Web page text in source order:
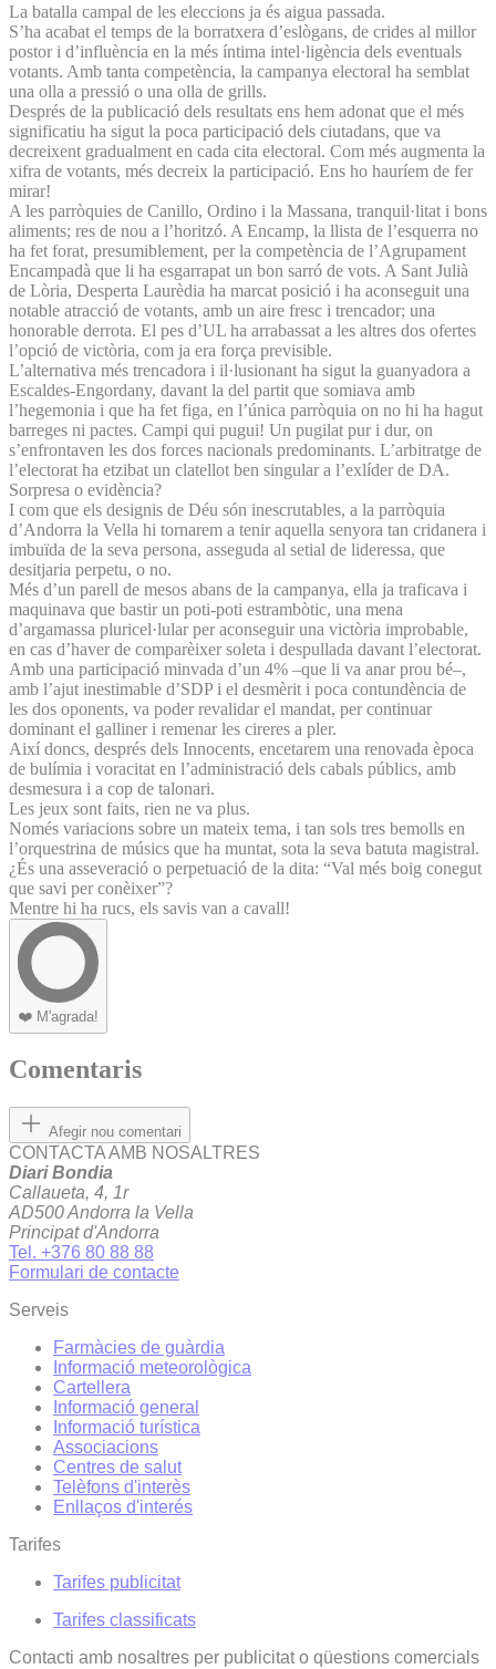
La batalla campal de les eleccions ja és aigua passada.
S’ha acabat el temps de la borratxera d’eslògans, de crides al millor
postor i d’influència en la més íntima intel·ligència dels eventuals
votants. Amb tanta competència, la campanya electoral ha semblat
una olla a pressió o una olla de grills.
Després de la publicació dels resultats ens hem adonat que el més
significatiu ha sigut la poca participació dels ciutadans, que va
decreixent gradualment en cada cita electoral. Com més augmenta la
xifra de votants, més decreix la participació. Ens ho hauríem de fer
mirar!
A les parròquies de Canillo, Ordino i la Massana, tranquil·litat i bons
aliments; res de nou a l’horitzó. A Encamp, la llista de l’esquerra no
ha fet forat, presumiblement, per la competència de l’Agrupament
Encampadà que li ha esgarrapat un bon sarró de vots. A Sant Julià
de Lòria, Desperta Laurèdia ha marcat posició i ha aconseguit una
notable atracció de votants, amb un aire fresc i trencador; una
honorable derrota. El pes d’UL ha arrabassat a les altres dos ofertes
l’opció de victòria, com ja era força previsible.
L’alternativa més trencadora i il·lusionant ha sigut la guanyadora a
Escaldes-Engordany, davant la del partit que somiava amb
l’hegemonia i que ha fet figa, en l’única parròquia on no hi ha hagut
barreges ni pactes. Campi qui pugui! Un pugilat pur i dur, on
s’enfrontaven les dos forces nacionals predominants. L’arbitratge de
l’electorat ha etzibat un clatellot ben singular a l’exlíder de DA.
Sorpresa o evidència?
I com que els designis de Déu són inescrutables, a la parròquia
d’Andorra la Vella hi tornarem a tenir aquella senyora tan cridanera i
imbuïda de la seva persona, asseguda al setial de lideressa, que
desitjaria perpetu, o no.
Més d’un parell de mesos abans de la campanya, ella ja traficava i
maquinava que bastir un poti-poti estrambòtic, una mena
d’argamassa pluricel·lular per aconseguir una victòria improbable,
en cas d’haver de comparèixer soleta i despullada davant l’electorat.
Amb una participació minvada d’un 4% –que li va anar prou bé–,
amb l’ajut inestimable d’SDP i el desmèrit i poca contundència de
les dos oponents, va poder revalidar el mandat, per continuar
dominant el galliner i remenar les cireres a pler.
Així doncs, després dels Innocents, encetarem una renovada època
de bulímia i voracitat en l’administració dels cabals públics, amb
desmesura i a cop de talonari.
Les jeux sont faits, rien ne va plus.
Només variacions sobre un mateix tema, i tan sols tres bemolls en
l’orquestrina de músics que ha muntat, sota la seva batuta magistral.
¿És una asseveració o perpetuació de la dita: “Val més boig conegut
que savi per conèixer”?
Mentre hi ha rucs, els savis van a cavall!
❤️ M'agrada!
Comentaris
Afegir nou comentari
CONTACTA AMB NOSALTRES
Diari Bondia
Callaueta, 4, 1r
AD500 Andorra la Vella
Principat d'Andorra
Tel. +376 80 88 88
Formulari de contacte
Serveis
Farmàcies de guàrdia
Informació meteorològica
Cartellera
Informació general
Informació turística
Associacions
Centres de salut
Telèfons d'interès
Enllaços d'interés
Tarifes
Tarifes publicitat
Tarifes classificats
Contacti amb nosaltres per publicitat o qüestions comercials